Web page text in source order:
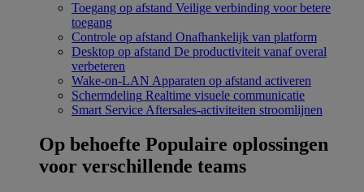
Toegang op afstand Veilige verbinding voor betere
toegang
Controle op afstand Onafhankelijk van platform
Desktop op afstand De productiviteit vanaf overal
verbeteren
Wake-on-LAN Apparaten op afstand activeren
Schermdeling Realtime visuele communicatie
Smart Service Aftersales-activiteiten stroomlijnen
Op behoefte Populaire oplossingen
voor verschillende teams